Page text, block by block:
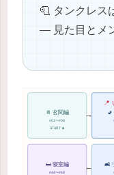
🧻 タンクレス
― 見た目とメ
→
←
🚪 玄関編
#01〜#06
START ★
📍
🚽
🛋
🛏 寝室編
#44〜#49